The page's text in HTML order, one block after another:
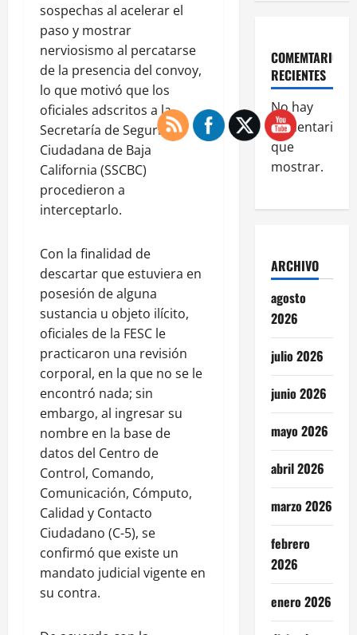
sospechas al acelerar el
paso y mostrar
nerviosismo al percatarse
de la presencia del convoy,
lo que motivó que los
oficiales adscritos a la
Secretaría de Seguridad
Ciudadana de Baja
California (SSCBC)
procedieron a
interceptarlo.
Con la finalidad de
descartar que estuviera en
posesión de alguna
sustancia u objeto ilícito,
oficiales de la FESC le
practicaron una revisión
corporal, en la que no se le
encontró nada; sin
embargo, al ingresar su
nombre en la base de
datos del Centro de
Control, Comando,
Comunicación, Cómputo,
Calidad y Contacto
Ciudadano (C-5), se
confirmó que existe un
mandato judicial vigente en
su contra.
COMEMTARIOS
RECIENTES
No hay
comentarios
que
mostrar.
ARCHIVO
agosto
2026
julio 2026
junio 2026
mayo 2026
abril 2026
marzo 2026
febrero
2026
enero 2026